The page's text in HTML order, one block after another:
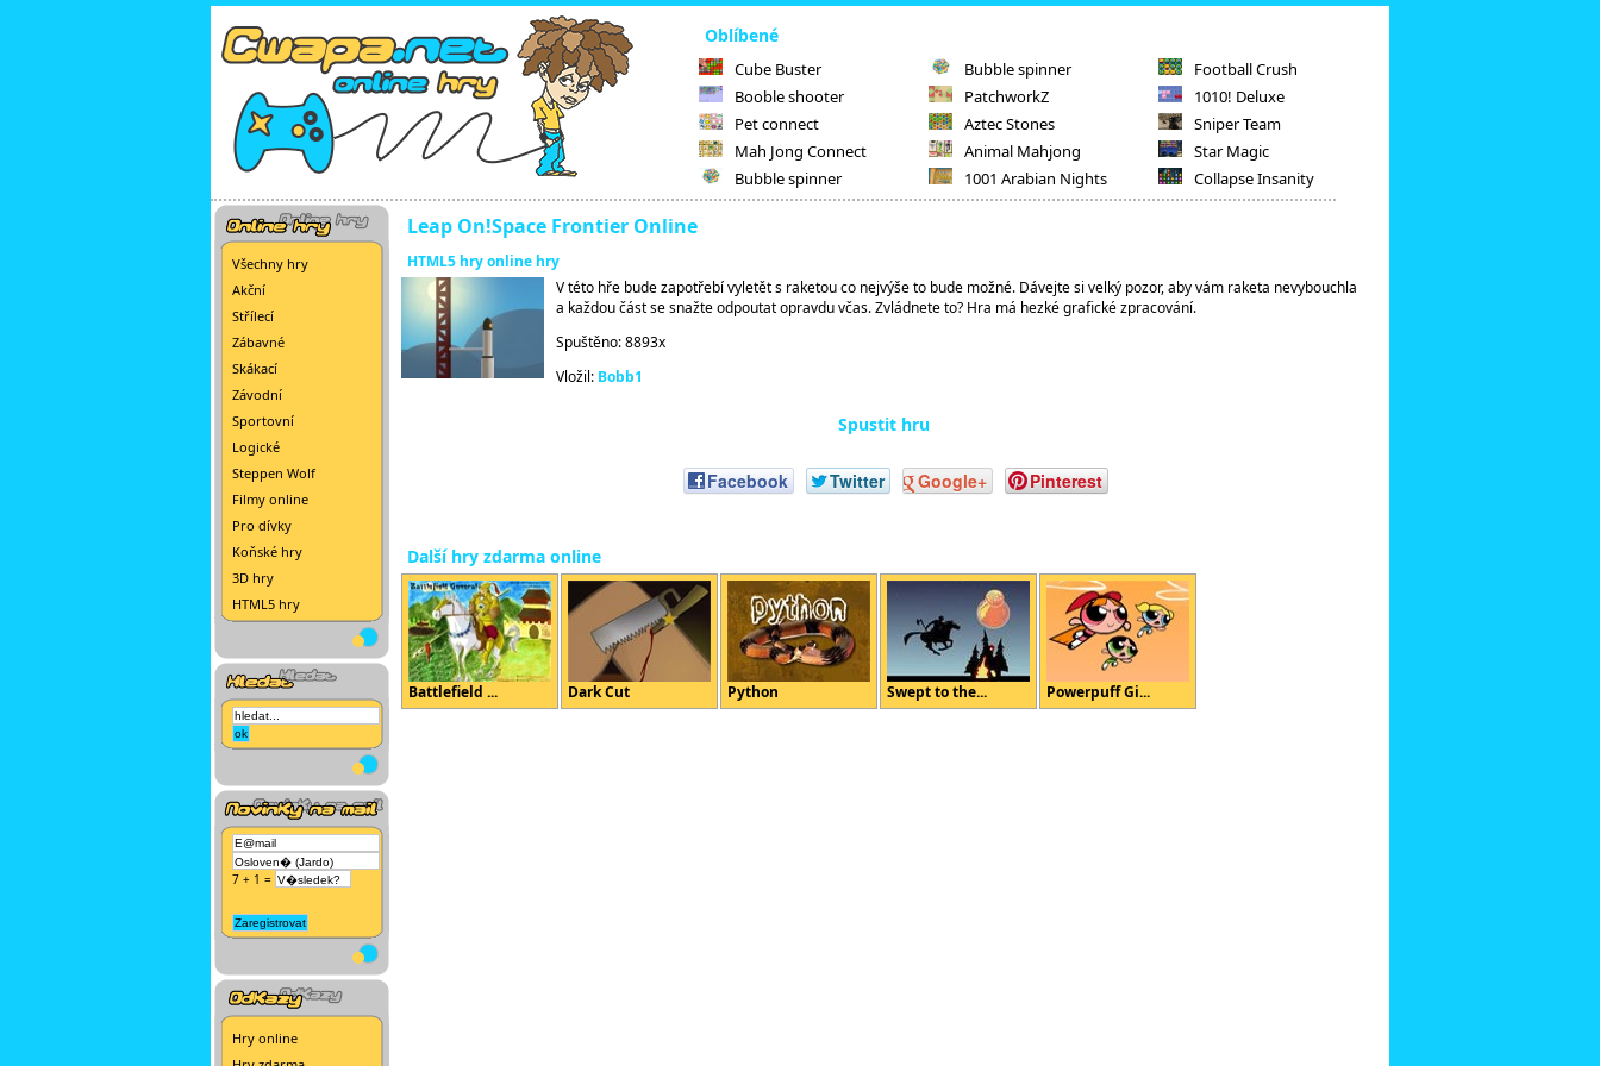
Oblíbené
Cube Buster
Booble shooter
Pet connect
Mah Jong Connect
Bubble spinner
Bubble spinner
PatchworkZ
Aztec Stones
Animal Mahjong
1001 Arabian Nights
Football Crush
1010! Deluxe
Sniper Team
Star Magic
Collapse Insanity
Všechny hry
Akční
Střílecí
Zábavné
Skákací
Závodní
Sportovní
Logické
Steppen Wolf
Filmy online
Pro dívky
Koňské hry
3D hry
HTML5 hry
7 + 1 =
Hry online
Leap On!Space Frontier Online
HTML5 hry online hry
V této hře bude zapotřebí vyletět s raketou co nejvýše to bude možné. Dávejte si velký pozor, aby vám raketa nevybouchla
a každou část se snažte odpoutat opravdu včas. Zvládnete to? Hra má hezké grafické zpracování.
Spuštěno: 8893x
Vložil: Bobb1
Spustit hru
Facebook Twitter Google+ Pinterest
Další hry zdarma online
Battlefield ... Dark Cut Python Swept to the... Powerpuff Gi...